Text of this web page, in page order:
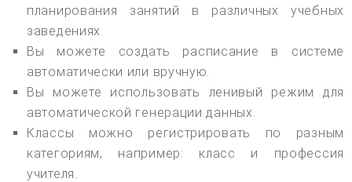
планирования занятий в различных учебных
заведениях.
Вы можете создать расписание в системе
автоматически или вручную.
Вы можете использовать ленивый режим для
автоматической генерации данных.
Классы можно регистрировать по разным
категориям, например: класс и профессия
учителя.